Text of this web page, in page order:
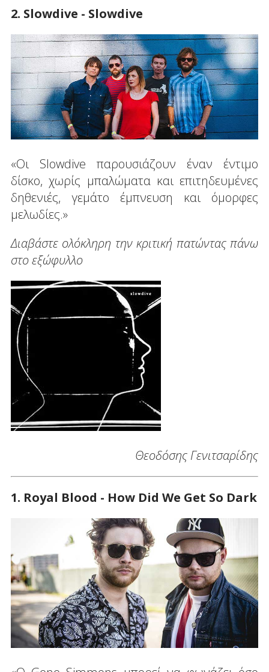
2. Slowdive - Slowdive
«Οι Slowdive παρουσιάζουν έναν έντιμο
δίσκο, χωρίς μπαλώματα και επιτηδευμένες
δηθενιές, γεμάτο έμπνευση και όμορφες
μελωδίες.»
Διαβάστε ολόκληρη την κριτική πατώντας πάνω
στο εξώφυλλο
Θεοδόσης Γενιτσαρίδης
1. Royal Blood - How Did We Get So Dark